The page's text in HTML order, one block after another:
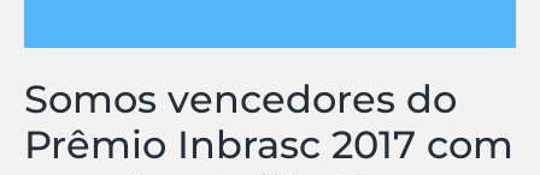
Somos vencedores do
Prêmio Inbrasc 2017 com